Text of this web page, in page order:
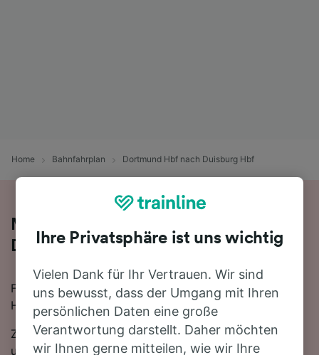
Home Bahnfahrplan Dortmund Hbf nach Duisburg Hbf
Mit der Bahn von Dortmund Hbf nach
Duisburg Hbf
Für eine Zugfahrt von Dortmund Hbf nach Duisburg
Hbf finden Sie bei uns alles, was Sie brauchen.
Zwischen Dortmund Hbf und Duisburg Hbf verkehren
ungefähr 106 Züge am Tag, die mit der schnellsten
Ihre Privatsphäre ist uns wichtig
Vielen Dank für Ihr Vertrauen. Wir sind
uns bewusst, dass der Umgang mit Ihren
persönlichen Daten eine große
Verantwortung darstellt. Daher möchten
wir Ihnen gerne mitteilen, wie wir Ihre